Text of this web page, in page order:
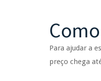
Para ajudar a
preço chega